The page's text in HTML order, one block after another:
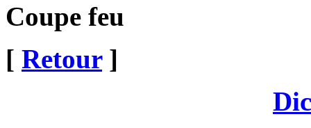
Coupe feu
[ Retour]